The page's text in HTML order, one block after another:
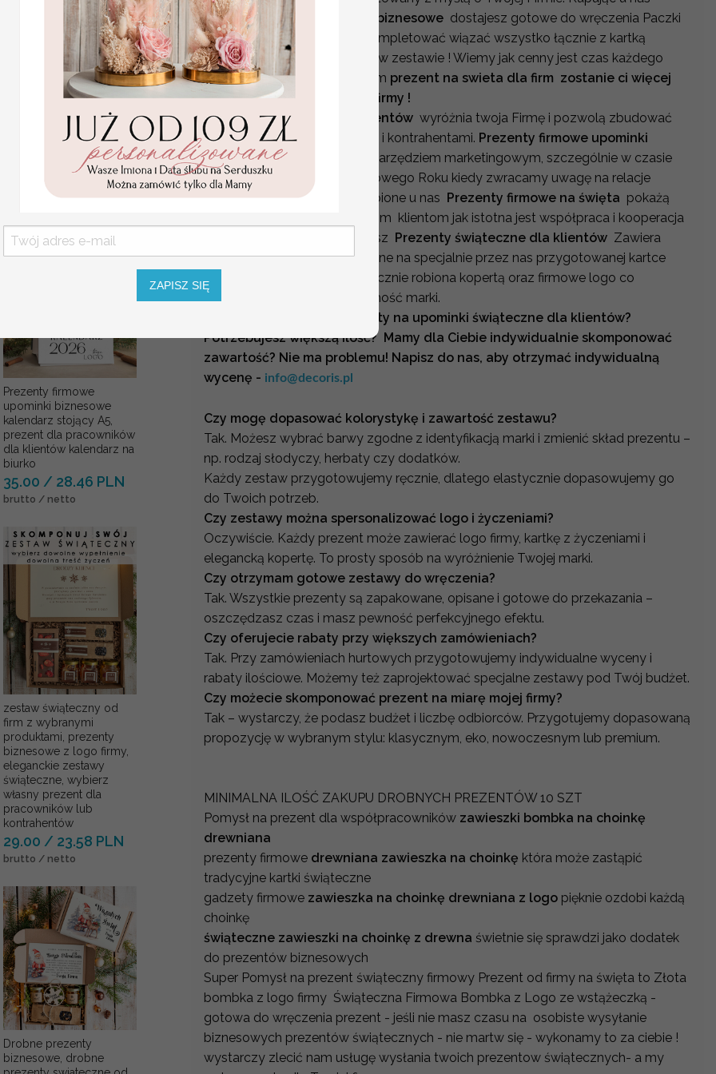
herbata swiateczna
prezent, Upominki
firmowe na Boże
Narodzenie herbata
świąteczna pakami róży,
Herbata świąteczna
drobne prezenty na
święta dla pracowników,
prezent herbata
18.50 / 15.04 PLN
brutto / netto
Prezenty firmowe
upominki biznesowe
kalendarz stojący A5,
prezent dla pracowników
dla klientów kalendarz na
biurko
35.00 / 28.46 PLN
brutto / netto
zestaw świąteczny od
firm z wybranymi
produktami, prezenty
biznesowe z logo firmy,
eleganckie zestawy
świąteczne, wybierz
własny prezent dla
pracowników lub
kontrahentów
29.00 / 23.58 PLN
brutto / netto
Drobne prezenty
biznesowe, drobne
Prezenty firmowe upominki biznesowe dostajesz gotowe do wręczenia Paczki
świąteczne. Nic nie musisz kompletować wiązać wszystko łącznie z kartką
świąteczną z życzeniami jest w zestawie ! Wiemy jak cenny jest czas każdego
przedsiębiorcy - dzięki naszym prezent na swieta dla firm zostanie ci więcej
czasu na rozwijanie Twojej firmy !
Gadżety świąteczne dla klientów wyróżnia twoja Firmę i pozwolą zbudować
pozytywne relacje z klientami i kontrahentami. Prezenty firmowe upominki
biznesowesą doskonałym narzędziem marketingowym, szczególnie w czasie
Świąt Bożego Narodzenia i nowego Roku kiedy zwracamy uwagę na relacje
międzyludzkie. Wręczając kupione u nas Prezenty firmowe na święta pokażą
Twoim klientom i kontrahentom klientom jak istotna jest współpraca i kooperacja
pomiędzy firmami. Każdy nasz Prezenty świąteczne dla klientów Zawiera
biznesowe życzenia świąteczne na specjalnie przez nas przygotowanej kartce
bożonarodzeniowej wraz z ręcznie robiona kopertą oraz firmowe logo co
dodatkowo podnosi świadomość marki.
Szukasz indywidualnej oferty na upominki świąteczne dla klientów?
Potrzebujesz większą ilość? Mamy dla Ciebie indywidualnie skomponować
zawartość? Nie ma problemu! Napisz do nas, aby otrzymać indywidualną
wycenę - info@decoris.pl
Czy mogę dopasować kolorystykę i zawartość zestawu?
Tak. Możesz wybrać barwy zgodne z identyfikacją marki i zmienić skład prezentu –
np. rodzaj słodyczy, herbaty czy dodatków.
Każdy zestaw przygotowujemy ręcznie, dlatego elastycznie dopasowujemy go
do Twoich potrzeb.
Czy zestawy można spersonalizować logo i życzeniami?
Oczywiście. Każdy prezent może zawierać logo firmy, kartkę z życzeniami i
elegancką kopertę. To prosty sposób na wyróżnienie Twojej marki.
Czy otrzymam gotowe zestawy do wręczenia?
Tak. Wszystkie prezenty są zapakowane, opisane i gotowe do przekazania –
oszczędzasz czas i masz pewność perfekcyjnego efektu.
Czy oferujecie rabaty przy większych zamówieniach?
Tak. Przy zamówieniach hurtowych przygotowujemy indywidualne wyceny i
rabaty ilościowe. Możemy też zaprojektować specjalne zestawy pod Twój budżet.
Czy możecie skomponować prezent na miarę mojej firmy?
Tak – wystarczy, że podasz budżet i liczbę odbiorców. Przygotujemy dopasowaną
propozycję w wybranym stylu: klasycznym, eko, nowoczesnym lub premium.
MINIMALNA ILOŚĆ ZAKUPU DROBNYCH PREZENTÓW 10 SZT
Pomysł na prezent dla współpracowników zawieszki bombka na choinkę
drewniana
prezenty firmowe drewniana zawieszka na choinkę która może zastąpić
tradycyjne kartki świąteczne
gadzety firmowe zawieszka na choinkę drewniana z logo pięknie ozdobi każdą
choinkę
świąteczne zawieszki na choinkę z drewna świetnie się sprawdzi jako dodatek
do prezentów biznesowych
Super Pomysł na prezent świąteczny firmowy Prezent od firmy na święta to Złota
bombka z logo firmy Świąteczna Firmowa Bombka z Logo ze wstążeczką -
gotowa do wręczenia prezent - jeśli nie masz czasu na osobiste wysyłanie
biznesowych prezentów świątecznych - nie martw się - wykonamy to za ciebie !
wystarczy zlecić nam usługę wysłania twoich prezentow świątecznych- a my
ZAPISZ SIĘ